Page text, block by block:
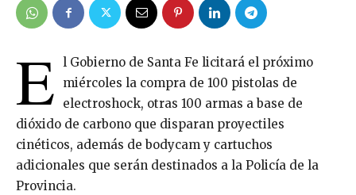
E l Gobierno de Santa Fe licitará el próximo
miércoles la compra de 100 pistolas de
electroshock, otras 100 armas a base de
dióxido de carbono que disparan proyectiles
cinéticos, además de bodycam y cartuchos
adicionales que serán destinados a la Policía de la
Provincia.